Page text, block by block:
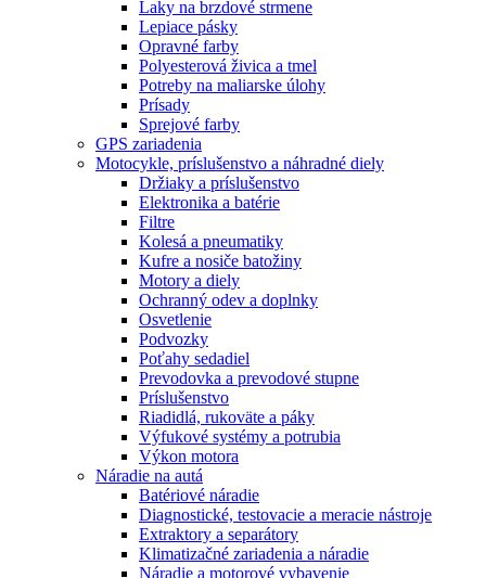
Laky na brzdové strmene
Lepiace pásky
Opravné farby
Polyesterová živica a tmel
Potreby na maliarske úlohy
Prísady
Sprejové farby
GPS zariadenia
Motocykle, príslušenstvo a náhradné diely
Držiaky a príslušenstvo
Elektronika a batérie
Filtre
Kolesá a pneumatiky
Kufre a nosiče batožiny
Motory a diely
Ochranný odev a doplnky
Osvetlenie
Podvozky
Poťahy sedadiel
Prevodovka a prevodové stupne
Príslušenstvo
Riadidlá, rukoväte a páky
Výfukové systémy a potrubia
Výkon motora
Náradie na autá
Batériové náradie
Diagnostické, testovacie a meracie nástroje
Extraktory a separátory
Klimatizačné zariadenia a náradie
Náradie a motorové vybavenie